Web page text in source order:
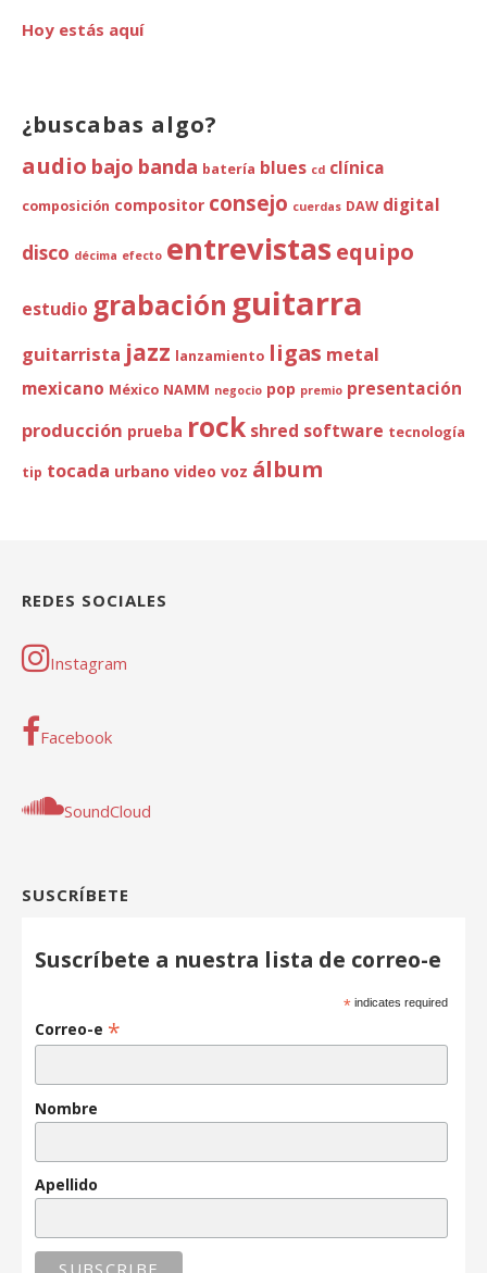
Hoy estás aquí
¿buscabas algo?
audio bajo banda batería blues cd clínica
composición compositor consejo cuerdas DAW digital
disco décima efecto entrevistasequipo
estudio grabación guitarra
guitarrista jazz lanzamiento ligas metal
mexicano México NAMM negocio pop premio presentación
producción prueba rock shred software tecnología
tip tocada urbano video voz álbum
REDES SOCIALES
Instagram
Facebook
SoundCloud
SUSCRÍBETE
Suscríbete a nuestra lista de correo-e
* indicates required
Correo-e *
Nombre
Apellido